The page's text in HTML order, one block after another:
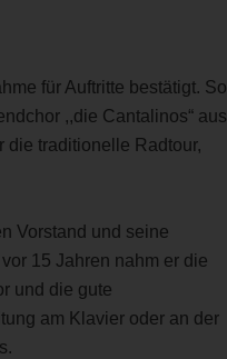
für Auftritte bestätigt. So
,,die Cantalinos“ aus
die traditionelle Radtour,
Vorstand und seine
15 Jahren nahm er die
und die gute
am Klavier oder an der